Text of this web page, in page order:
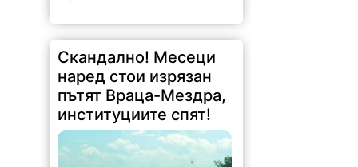
Скандално! Месеци
наред стои изрязан
пътят Враца-Мездра,
институциите спят!